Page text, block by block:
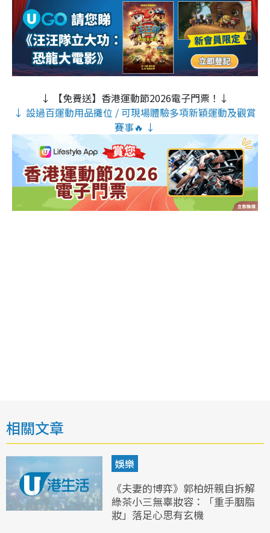
↓ 【免費送】香港運動節2026電子門票！↓
↓ 設過百運動用品攤位 / 可現場體驗多項新穎運動及觀賞
賽事🔥 ↓
相關文章
娛樂
《夫妻的博弈》郭柏妍親自拆解
綠茶小三無辜妝容：「重手胭脂
妝」落足心思有玄機